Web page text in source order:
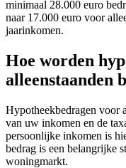
minimaal 28.000 euro
naar 17.000 euro voor
jaarinkomen.
Hoe worden
alleenstaanden
Hypotheekbedragen voor
van uw inkomen en de
persoonlijke inkomen is
bedrag is een belangrijke
woningmarkt.